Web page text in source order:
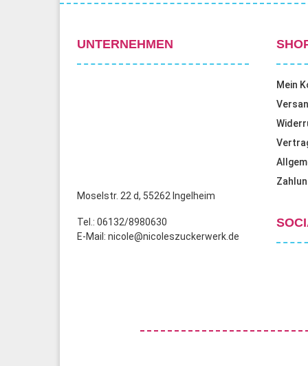
UNTERNEHMEN
Moselstr. 22 d, 55262 Ingelheim
Tel.: 06132/8980630
E-Mail: nicole@nicoleszuckerwerk.de
Mein